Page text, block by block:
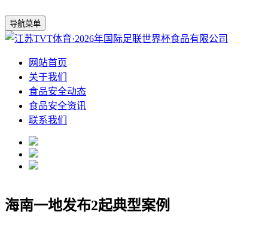
导航菜单
网站首页
关于我们
食品安全动态
食品安全资讯
联系我们
海南一地发布2起典型案例